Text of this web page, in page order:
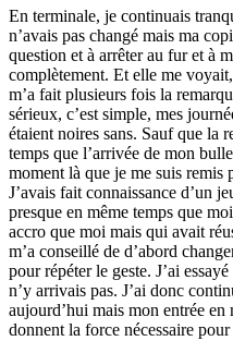
En terminale, je continuais
n’avais pas changé mais ma
question et à arrêter au fur et à
complètement. Et elle me
m’a fait plusieurs fois la
sérieux, c’est simple, mes
étaient noires sans. Sauf que la
temps que l’arrivée de mon
moment là que je me suis remis
J’avais fait connaissance d’un
presque en même temps que
accro que moi mais qui avait
m’a conseillé de d’abord
pour répéter le geste. J’ai
n’y arrivais pas. J’ai donc
aujourd’hui mais mon entrée en
donnent la force nécessaire